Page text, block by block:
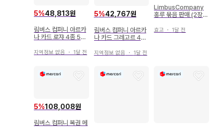
5%48,813원
림버스 컴퍼니 아르카
나 카드 로쟈 4종 5세
지역정보 없음 ・ 1달 전
5%42,767원
림버스 컴퍼니 아르카
나 카드 그레고르 4종
지역정보 없음 ・ 1달 전
LimbusCompany
홍루 묶음 판매 (2장째
효고 ・ 1달 전
5%108,008원
림버스 컴퍼니 복권 메